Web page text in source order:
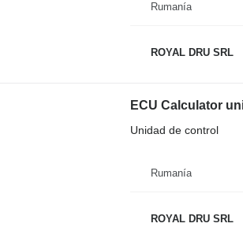
Rumanía
ROYAL DRU SRL
ECU Calculator
Unidad de control
Rumanía
ROYAL DRU SRL